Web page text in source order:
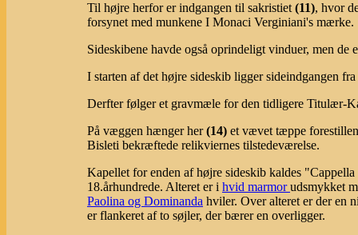
Til højre herfor er indgangen til sakristiet (11), hvor
forsynet med munkene I Monaci Verginiani's mærke.
Sideskibene havde også oprindeligt vinduer, men
I starten af det højre sideskib ligger sideindgangen fra
Derfter følger et gravmæle for den tidligere Titulær-
På væggen hænger her(14) et vævet tæppe
Bisleti bekræftede relikviernes tilstedeværelse.
Kapellet for enden af højre sideskib kaldes
18.århundrede. Alteret er i hvid marmorudsmykket
Paolina og Dominanda hviler. Over alteret er der en
er flankeret af to søjler, der bærer en overligger.